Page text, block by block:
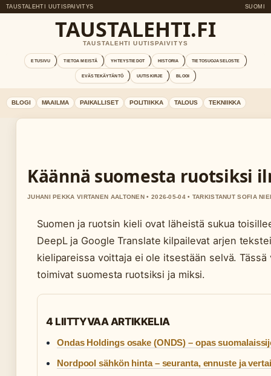
TAUSTALEHTI UUTISPAIVITYS SUOMI
TAUSTALEHTI.FI
TAUSTALEHTI UUTISPAIVITYS
ETUSIVU TIETOA MEISTÄ YHTEYSTIEDOT HISTORIA TIETOSUOJASELOSTE
EVÄSTEKÄYTÄNTÖ UUTISKIRJE BLOGI
BLOGI MAAILMA PAIKALLISET POLITIIKKA TALOUS TEKNIIKKA
Käännä suomesta ruotsiksi
JUHANI PEKKA VIRTANEN AALTONEN • 2026-05-04 • TARKISTANUT SOFIA
Suomen ja ruotsin kieli ovat läheistä sukua
DeepL ja Google Translate kilpailevat arjen
kielipareissa voittaja ei ole itsestään selvä.
toimivat suomesta ruotsiksi ja miksi.
4 LIITTYVAA ARTIKKELIA
Ondas Holdings osake (ONDS) – opas
Nordpool sähkön hinta – seuranta, ennuste ja